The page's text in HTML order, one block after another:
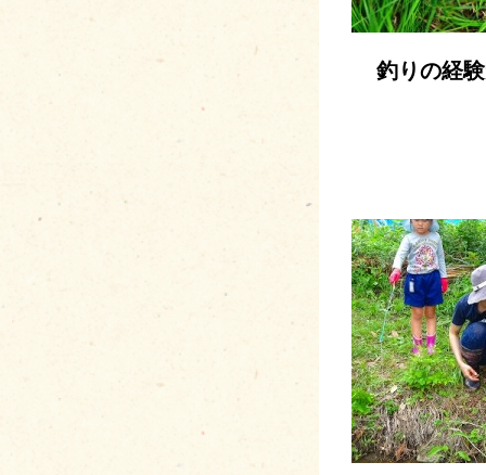
釣りの経